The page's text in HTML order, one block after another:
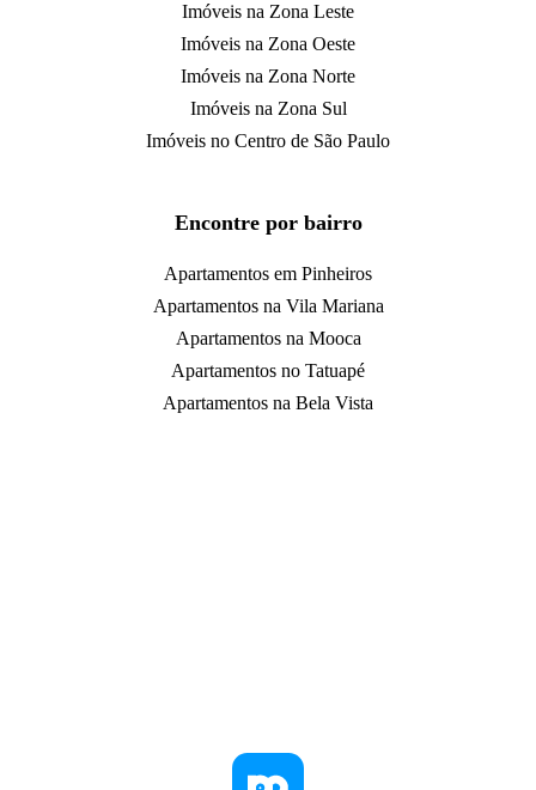
Imóveis na Zona Leste
Imóveis na Zona Oeste
Imóveis na Zona Norte
Imóveis na Zona Sul
Imóveis no Centro de São Paulo
Encontre por bairro
Apartamentos em Pinheiros
Apartamentos na Vila Mariana
Apartamentos na Mooca
Apartamentos no Tatuapé
Apartamentos na Bela Vista